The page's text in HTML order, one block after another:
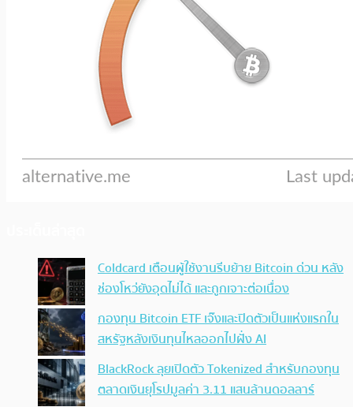
Coldcard เตือนผู้ใช้งานรีบย้าย Bitcoin ด่วน หลัง
ช่องโหว่ยังอุดไม่ได้ และถูกเจาะต่อเนื่อง
กองทุน Bitcoin ETF เจ๊งและปิดตัวเป็นแห่งแรกใน
สหรัฐหลังเงินทุนไหลออกไปฝั่ง AI
BlackRock ลุยเปิดตัว Tokenized สำหรับกองทุน
ตลาดเงินยุโรปมูลค่า 3.11 แสนล้านดอลลาร์